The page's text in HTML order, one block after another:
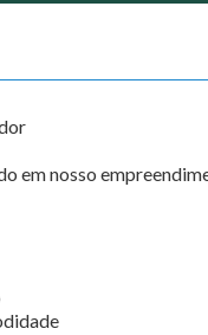
em nosso